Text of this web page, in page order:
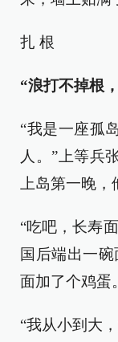
扎 根
“浪打不掉根
“我是一座孤
人。”上等兵
上岛第一晚
“吃吧，长寿
国后端出一
面加了个鸡蛋
“我从小到大